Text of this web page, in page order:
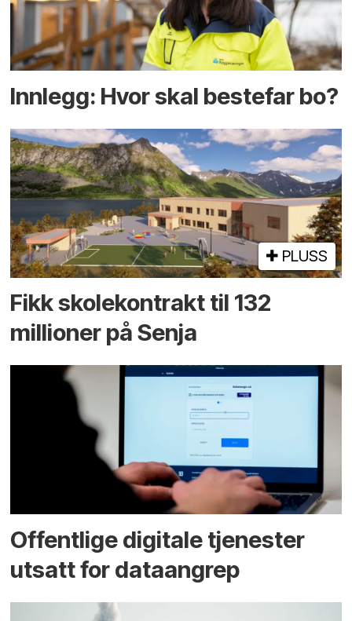
Innlegg: Hvor skal bestefar bo?
PLUSS
Fikk skole­kontrakt til 132
millioner på Senja
Offentlige digitale tjenester
utsatt for dataangrep